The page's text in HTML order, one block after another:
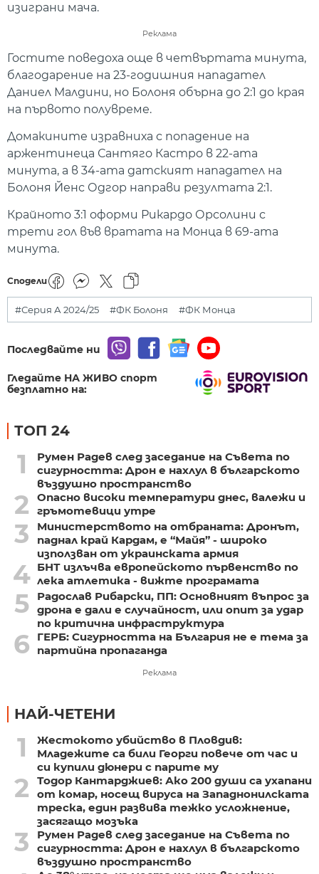
изиграни мача.
Реклама
Гостите поведоха още в четвъртата минута,
благодарение на 23-годишния нападател
Даниел Малдини, но Болоня обърна до 2:1 до края
на първото полувреме.
Домакините изравниха с попадение на
аржентинеца Сантяго Кастро в 22-ата
минута, а в 34-ата датският нападател на
Болоня Йенс Одгор направи резултата 2:1.
Крайното 3:1 оформи Рикардо Орсолини с
трети гол във вратата на Монца в 69-ата
минута.
Сподели
#Серия А 2024/25 #ФК Болоня #ФК Монца
Последвайте ни
Гледайте НА ЖИВО спорт
безплатно на:
ТОП 24
1
Румен Радев след заседание на Съвета по
сигурността: Дрон е нахлул в българското
въздушно пространство
2
Опасно високи температури днес, валежи и
гръмотевици утре
3
Министерството на отбраната: Дронът,
паднал край Кардам, е “Майя” - широко
използван от украинската армия
4 БНТ излъчва европейското първенство по
лека атлетика - вижте програмата
5
Радослав Рибарски, ПП: Основният въпрос за
дрона е дали е случайност, или опит за удар
по критична инфраструктура
6
ГЕРБ: Сигурността на България не е тема за
партийна пропаганда
Реклама
НАЙ-ЧЕТЕНИ
1
Жестокото убийство в Пловдив:
Младежите са били Георги повече от час и
си купили дюнери с парите му
2
Тодор Кантарджиев: Ако 200 души са ухапани
от комар, носещ вируса на Западнонилската
треска, един развива тежко усложнение,
засягащо мозъка
3
Румен Радев след заседание на Съвета по
сигурността: Дрон е нахлул в българското
въздушно пространство